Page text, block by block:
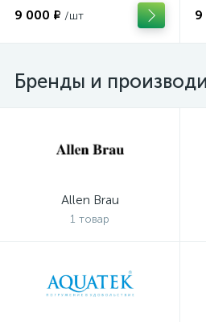
9 000 ₽ /шт 9
Бренды и
Allen Brau
1 товар